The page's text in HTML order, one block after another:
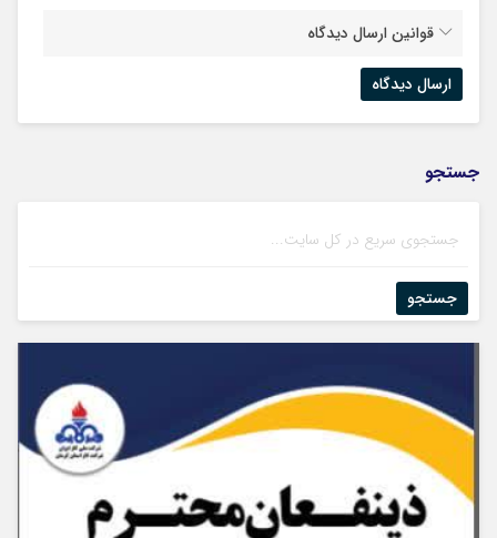
قوانین ارسال دیدگاه
جستجو
جستجو